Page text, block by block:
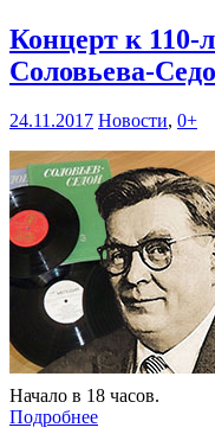
Концерт к 110-
Соловьева-
24.11.2017 Новости, 0+
Начало в 18 часов.
Подробнее